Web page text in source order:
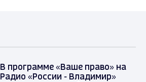
В программе «Ваше право» на
Радио «России - Владимир»